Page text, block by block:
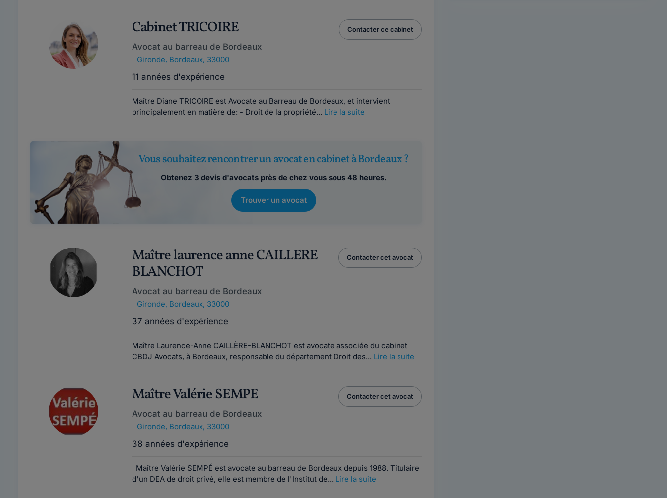
Cabinet TRICOIRE
Avocat au barreau de Bordeaux
Gironde, Bordeaux, 33000
11 années d'expérience
Contacter ce cabinet
Maître Diane TRICOIRE est Avocate au Barreau de Bordeaux, et intervient
principalement en matière de: - Droit de la propriété... Lire la suite
Vous souhaitez rencontrer un avocat en cabinet à Bordeaux ?
Obtenez 3 devis d'avocats près de chez vous sous 48 heures.
Trouver un avocat
Maître laurence anne CAILLERE
BLANCHOT
Avocat au barreau de Bordeaux
Gironde, Bordeaux, 33000
37 années d'expérience
Contacter cet avocat
Maître Laurence-Anne CAILLÈRE-BLANCHOT est avocate associée du cabinet
CBDJ Avocats, à Bordeaux, responsable du département Droit des... Lire la suite
Maître Valérie SEMPE
Avocat au barreau de Bordeaux
Gironde, Bordeaux, 33000
38 années d'expérience
Contacter cet avocat
Maître Valérie SEMPÉ est avocate au barreau de Bordeaux depuis 1988. Titulaire
d'un DEA de droit privé, elle est membre de l'Institut de... Lire la suite